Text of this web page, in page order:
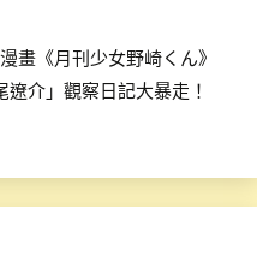
畫《月刊少女野崎くん》
介」觀察日記大暴走！